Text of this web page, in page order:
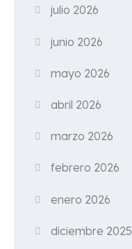
julio 2026
junio 2026
mayo 2026
abril 2026
marzo 2026
febrero 2026
enero 2026
diciembre 2025